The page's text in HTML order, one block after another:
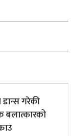
गरेकी
बलात्कारको